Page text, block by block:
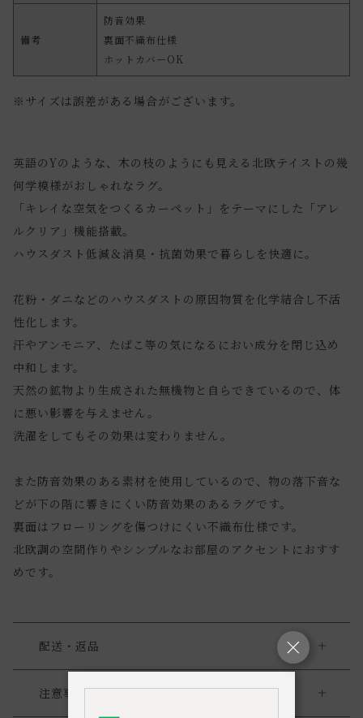
備考
防音効果
裏面不織布仕様
ホットカバーOK
※サイズは誤差がある場合がございます。
英語のYのような、木の枝のようにも見える北欧テイストの幾
何学模様がおしゃれなラグ。
「キレイな空気をつくるカーペット」をテーマにした「アレ
ルクリア」機能搭載。
ハウスダスト低減＆消臭・抗菌効果で暮らしを快適に。
花粉・ダニなどのハウスダストの原因物質を化学結合し不活
性化します。
汗やアンモニア、たばこ等の気になるにおい成分を閉じ込め
中和します。
天然の鉱物より生成された無機物と自らできているので、体
に悪い影響を与えません。
洗濯をしてもその効果は変わりません。
また防音効果のある素材を使用しているので、物の落下音な
どが下の階に響きにくい防音効果のあるラグです。
裏面はフローリングを傷つけにくい不織布仕様です。
北欧調の空間作りやシンプルなお部屋のアクセントにおすす
めです。
配送・返品
送料について
注意事項